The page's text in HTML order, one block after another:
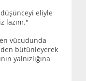
eliyle
lazım."
vücudunda
bütünleyerek
yalnızlığına